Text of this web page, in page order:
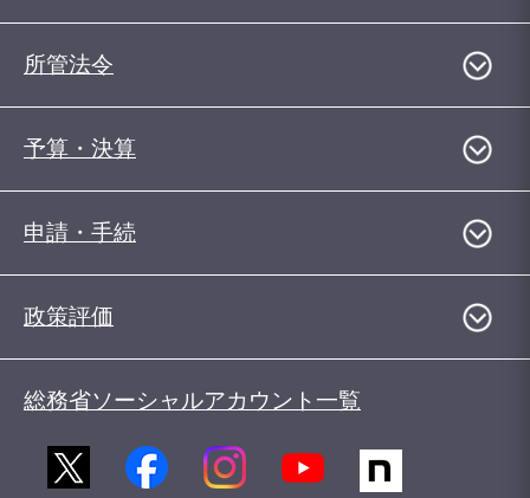
所管法令
予算・決算
申請・手続
政策評価
総務省ソーシャルアカウント一覧